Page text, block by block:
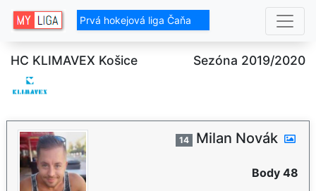
Prvá hokejová liga Čaňa
HC KLIMAVEX Košice Sezóna 2019/2020
14 Milan Novák
Body 48